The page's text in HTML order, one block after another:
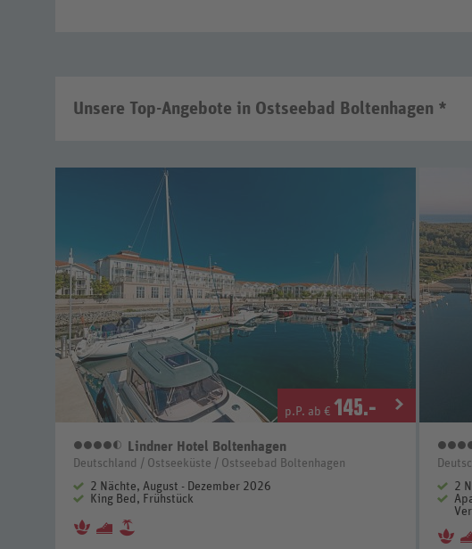
Unsere Top-Angebote in Ostseebad Boltenhagen *
p.P. ab € 145.-
4,5 Sterne
Lindner Hotel Boltenhagen
Deutschland / Ostseeküste / Ostseebad Boltenhagen
2 Nächte, August - Dezember 2026
King Bed, Frühstück
2